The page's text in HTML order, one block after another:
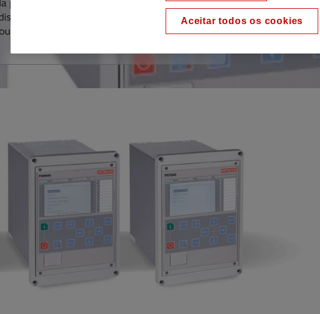
para a operação segura, confiável e
de energia da concessionária ou
engenharia é necessária.
Aceitar todos os cookies